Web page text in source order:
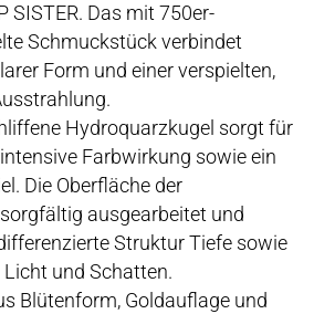
SISTER. Das mit 750er-
Schmuckstück verbindet
Form und einer verspielten,
Hydroquarzkugel sorgt für
Farbwirkung sowie ein
Die Oberfläche der
ausgearbeitet und
Struktur Tiefe sowie
und Schatten.
Blütenform, Goldauflage und